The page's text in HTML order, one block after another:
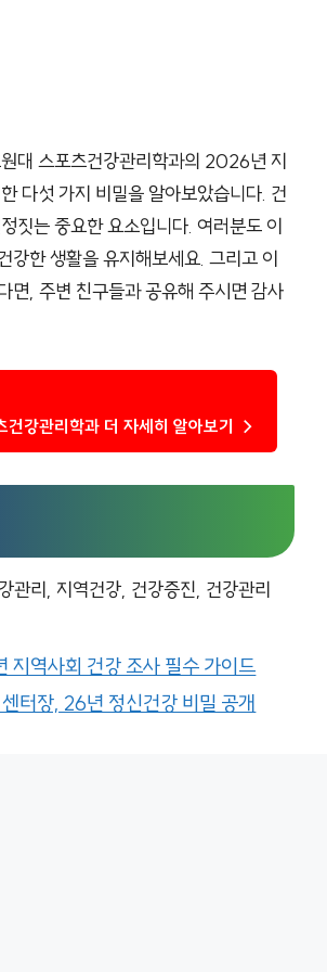
대 스포츠건강관리학과의 2026년 지
다섯 가지 비밀을 알아보았습니다. 건
짓는 중요한 요소입니다. 여러분도 이
강한 생활을 유지해보세요. 그리고 이
면, 주변 친구들과 공유해 주시면 감사
건강관리학과 더 자세히 알아보기 →
관리, 지역건강, 건강증진, 건강관리
지역사회 건강 조사 필수 가이드
터장, 26년 정신건강 비밀 공개